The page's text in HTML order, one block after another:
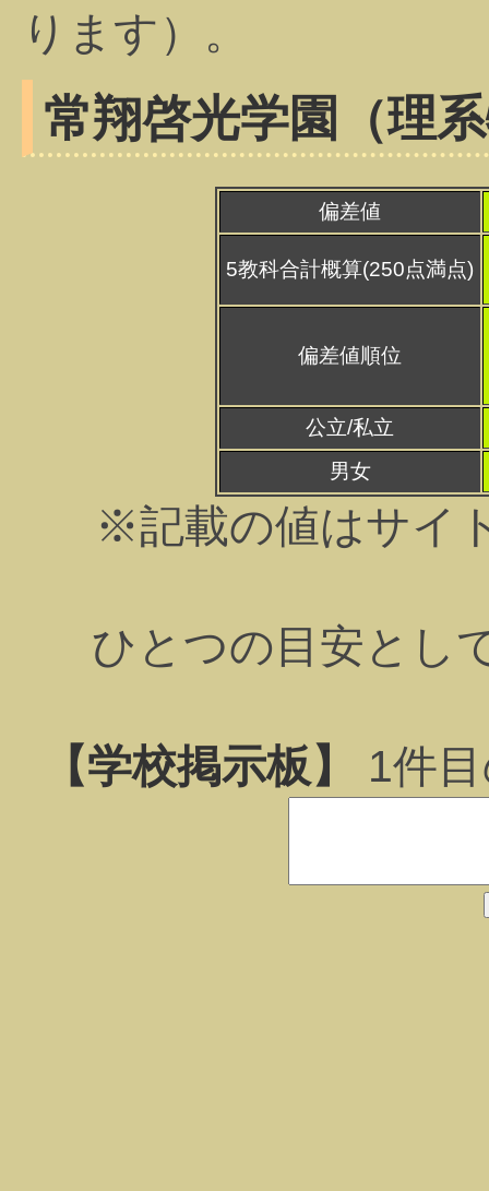
ります）。
常翔啓光学園（理
偏差値
5教科合計概算(250点満点)
偏差値順位
公立/私立
男女
※記載の値はサイ
ひとつの目安とし
【学校掲示板】 1件